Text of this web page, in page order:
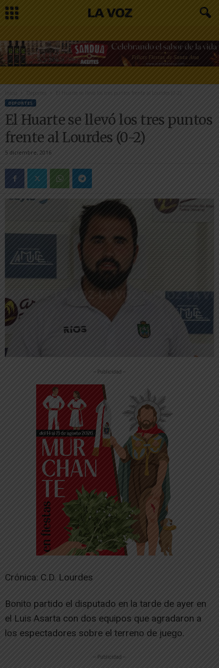
Inicio El Huarte se llevó los tres puntos frente al Lourdes (0-2)
DEPORTES
El Huarte se llevó los tres puntos
frente al Lourdes (0-2)
5 diciembre, 2016
-- Publicidad --
Crónica: C.D. Lourdes
Bonito partido el disputado en la tarde de ayer en
el Luis Asarta con dos equipos que agradaron a
los espectadores sobre el terreno de juego.
-- Publicidad --